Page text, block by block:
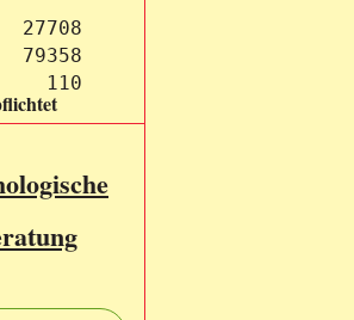
27708
79358
  110